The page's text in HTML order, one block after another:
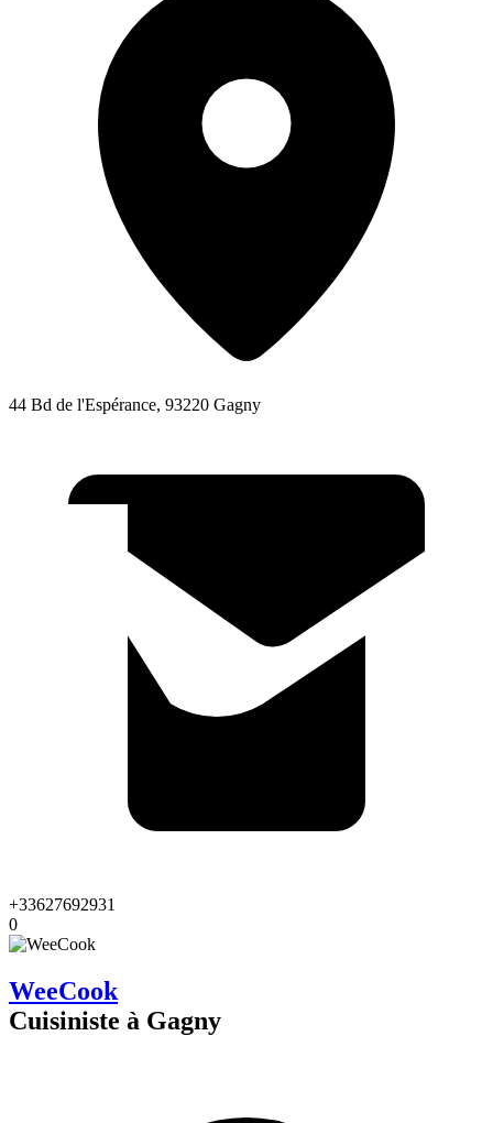
44 Bd de l'Espérance, 93220 Gagny
+33627692931
0
WeeCook
Cuisiniste à Gagny